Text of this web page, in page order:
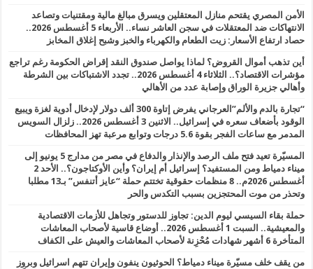
الأمن المصري يقتحم منازل المعتقلين ويسرق مبالغ مالية ومقتنيات وتصاعد
الانتهاكات ضد المعتقلات في سجن العاشر نساء.. الأربعاء 5 أغسطس 2026..
حصاد ارتفاع الأسعار: زيت الطعام والكهرباء والخبز وشبح إغلاق المخابز
أين تذهب أموال القروض؟ لماذا يواصل صندوق النقد إقراض الحكومة رغم تراجع
مؤشرات الاقتصاد؟.. الثلاثاء 4 أغسطس 2026.. تجدد الاشتباكات بين الشرطة
وأهالي جزيرة الوراق وإصابة عدد من الأهالي
“تجارة بالدم والألم”العرجاني يفرض إتاوة 300 ألف دولار لإدخال أدوية لغزة ويبيع
الوقود بأضعاف سعره في إسرائيل.. الاثنين 3 أغسطس 2026.. زلزال السويس
المدمر مع ساعات الفجر بقوة 5.6 درجات وتوابع مرعبة تهز المحافظات
المسيّرة تعيد فتح ملف الرصد والإنذار والدفاع في مصر من مدارج 5 يونيو إلى
ميناء دمياط ومن المستفيد؟ إسرائيل أم إيران؟ وأين الأوكتاجون؟.. الأحد 2
أغسطس 2026م.. 8 منظمات حقوقية تختتم حملة “عايز أتنفس” بـ13 مطلبا
وتحذر من موت المحتجزين بسبب التكدس والحر
حملة بقاء السيسي ليوم الدين: تجاوز للدستور وتجاهل للأزمات الاقتصادية
والمعيشية.. السبت 1 أغسطس 2026.. أوضاع قاسية لأصحاب المعاشات
المتأخرة 6 أشهر شهادات مُحْزِنة لأصحاب المعاشات والعيش على الكفاف
من يقف خلف مسيّرة ميناء دمياط؟ الحوثيون ينفون وإيران تتهم اسرائيل وبروز